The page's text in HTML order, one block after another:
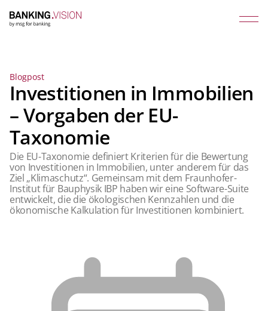
Blogpost
Investitionen in Immobilien
– Vorgaben der EU-
Taxonomie
Die EU-Taxonomie definiert Kriterien für die Bewertung
von Investitionen in Immobilien, unter anderem für das
Ziel „Klimaschutz“. Gemeinsam mit dem Fraunhofer-
Institut für Bauphysik IBP haben wir eine Software-Suite
entwickelt, die die ökologischen Kennzahlen und die
ökonomische Kalkulation für Investitionen kombiniert.